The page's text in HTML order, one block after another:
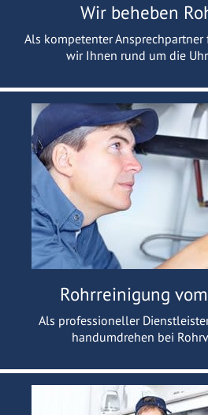
Wir beheben
Als kompetenter Ansprechpartner
wir Ihnen rund um die
Rohrreinigung
Als professioneller
handumdrehen bei